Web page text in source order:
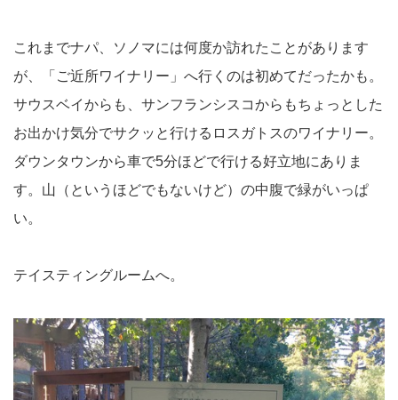
これまでナパ、ソノマには何度か訪れたことがあります
が、「ご近所ワイナリー」へ行くのは初めてだったかも。
サウスベイからも、サンフランシスコからもちょっとした
お出かけ気分でサクッと行けるロスガトスのワイナリー。
ダウンタウンから車で5分ほどで行ける好立地にありま
す。山（というほどでもないけど）の中腹で緑がいっぱ
い。
テイスティングルームへ。